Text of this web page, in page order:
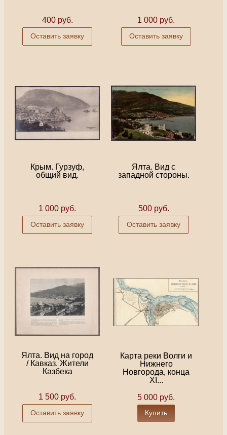
400 руб.
Оставить заявку
1 000 руб.
Оставить заявку
Крым. Гурзуф,
общий вид.
1 000 руб.
Оставить заявку
Ялта. Вид с
западной стороны.
500 руб.
Оставить заявку
Ялта. Вид на город
/ Кавказ. Жители
Казбека
1 500 руб.
Оставить заявку
Карта реки Волги и
Нижнего
Новгорода, конца
XI...
5 000 руб.
Купить